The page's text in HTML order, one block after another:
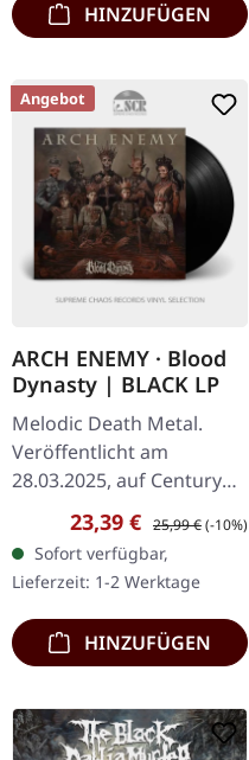
HINZUFÜGEN
Angebot
ARCH ENEMY · Blood
Dynasty | BLACK LP
Melodic Death Metal.
Veröffentlicht am
28.03.2025, auf Century
Media Records.
Schwarzes Vinyl mit
Booklet im LP-Format.
"Blood Dynasty" von
Arch…
Verkaufspreis:
23,39 € Regulärer Preis:
25,99 €(-10%)
Sofort verfügbar,
Lieferzeit: 1-2 Werktage
HINZUFÜGEN